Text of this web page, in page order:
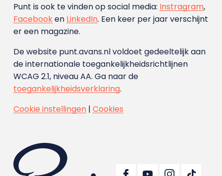
Punt is ook te vinden op social media: Instragram,
Facebooken LinkedIn. Een keer per jaar verschijnt
er een magazine.
De website punt.avans.nl voldoet gedeeltelijk aan
de internationale toegankelijkheidsrichtlijnen
WCAG 2.1, niveau AA. Ga naar de
toegankelijkheidsverklaring.
Cookie instellingen| Cookies